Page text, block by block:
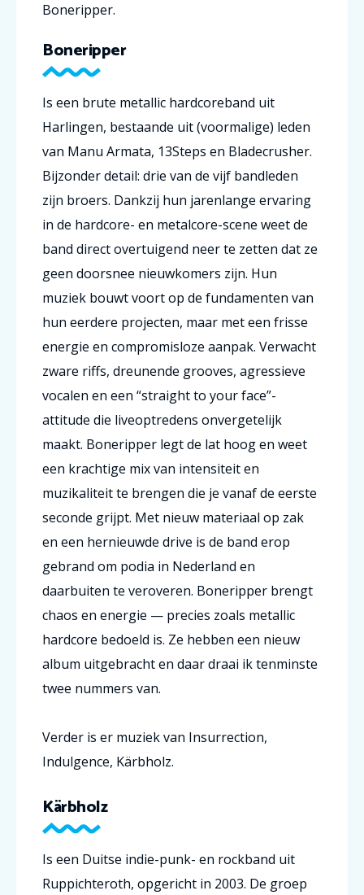
Boneripper.
Boneripper
Is een brute metallic hardcoreband uit
Harlingen, bestaande uit (voormalige) leden
van Manu Armata, 13Steps en Bladecrusher.
Bijzonder detail: drie van de vijf bandleden
zijn broers. Dankzij hun jarenlange ervaring
in de hardcore- en metalcore-scene weet de
band direct overtuigend neer te zetten dat ze
geen doorsnee nieuwkomers zijn. Hun
muziek bouwt voort op de fundamenten van
hun eerdere projecten, maar met een frisse
energie en compromisloze aanpak. Verwacht
zware riffs, dreunende grooves, agressieve
vocalen en een “straight to your face”-
attitude die liveoptredens onvergetelijk
maakt. Boneripper legt de lat hoog en weet
een krachtige mix van intensiteit en
muzikaliteit te brengen die je vanaf de eerste
seconde grijpt. Met nieuw materiaal op zak
en een hernieuwde drive is de band erop
gebrand om podia in Nederland en
daarbuiten te veroveren. Boneripper brengt
chaos en energie — precies zoals metallic
hardcore bedoeld is. Ze hebben een nieuw
album uitgebracht en daar draai ik tenminste
twee nummers van.
Verder is er muziek van Insurrection,
Indulgence, Kärbholz.
Kärbholz
Is een Duitse indie-punk- en rockband uit
Ruppichteroth, opgericht in 2003. De groep